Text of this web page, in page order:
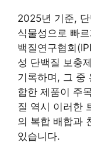
2025년 기준,
식물성으로 빠
백질연구협회
성 단백질 보충
기록하며, 그 중
합한 제품이 주
질 역시 이러한
의 복합 배합과
있습니다.